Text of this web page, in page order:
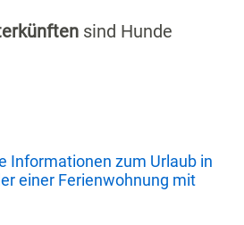
sind Hunde
Informationen zum Urlaub in
einer Ferienwohnung mit